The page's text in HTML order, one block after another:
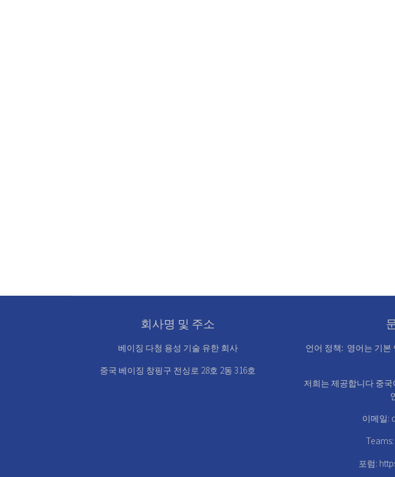
회사명 및 주소
베이징 다청 용성 기술 유한 회사
중국 베이징 창핑구 전싱로 28호 2동 316호
언어 정책: 영어는 기본
저희는 제공합니다 중국
이메일:
포럼: